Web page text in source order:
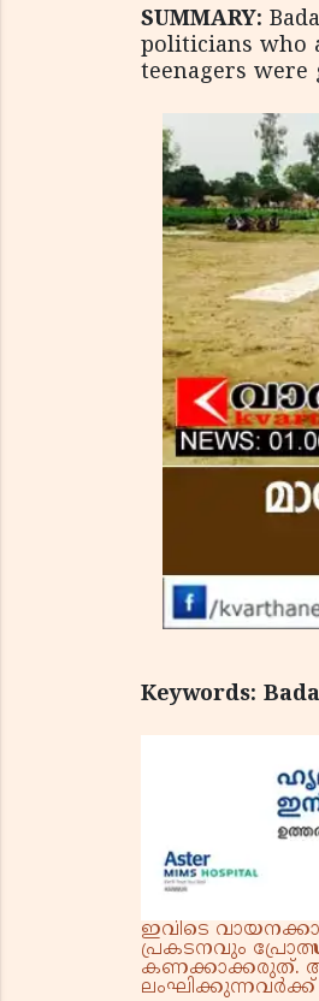
SUMMARY:
politicians who
teenagers
Keywords:
ഇവിടെ
പ്രകടനവും
കണക്കാക്കരുത്.
ലംഘിക്കുന്നവർക്ക്